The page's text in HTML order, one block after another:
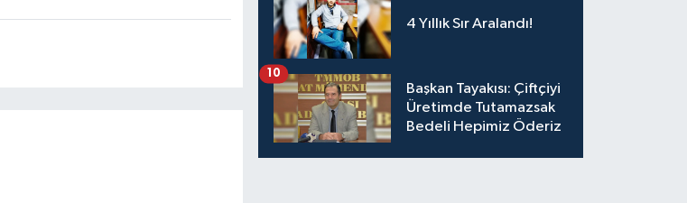
Adana'ya Yatırılacak
4 Yıllık Sır Aralandı!
Başkan Tayakısı: Çiftçiyi
Üretimde Tutamazsak
Bedeli Hepimiz Öderiz
10